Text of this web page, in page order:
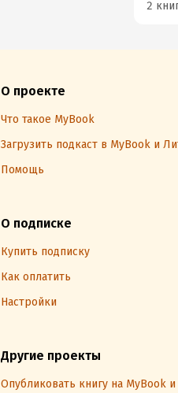
2
О проекте
Что такое MyBook
Загрузить подкаст в MyBook и
Помощь
О подписке
Купить подписку
Как оплатить
Настройки
Другие проекты
Опубликовать книгу на MyBook